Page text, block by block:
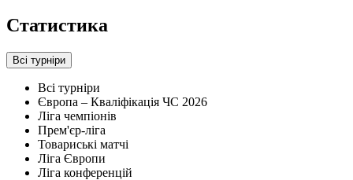
Статистика
Всі турніри
Всі турніри
Європа – Кваліфікація ЧС 2026
Ліга чемпіонів
Прем'єр-ліга
Товариські матчі
Ліга Європи
Ліга конференцій